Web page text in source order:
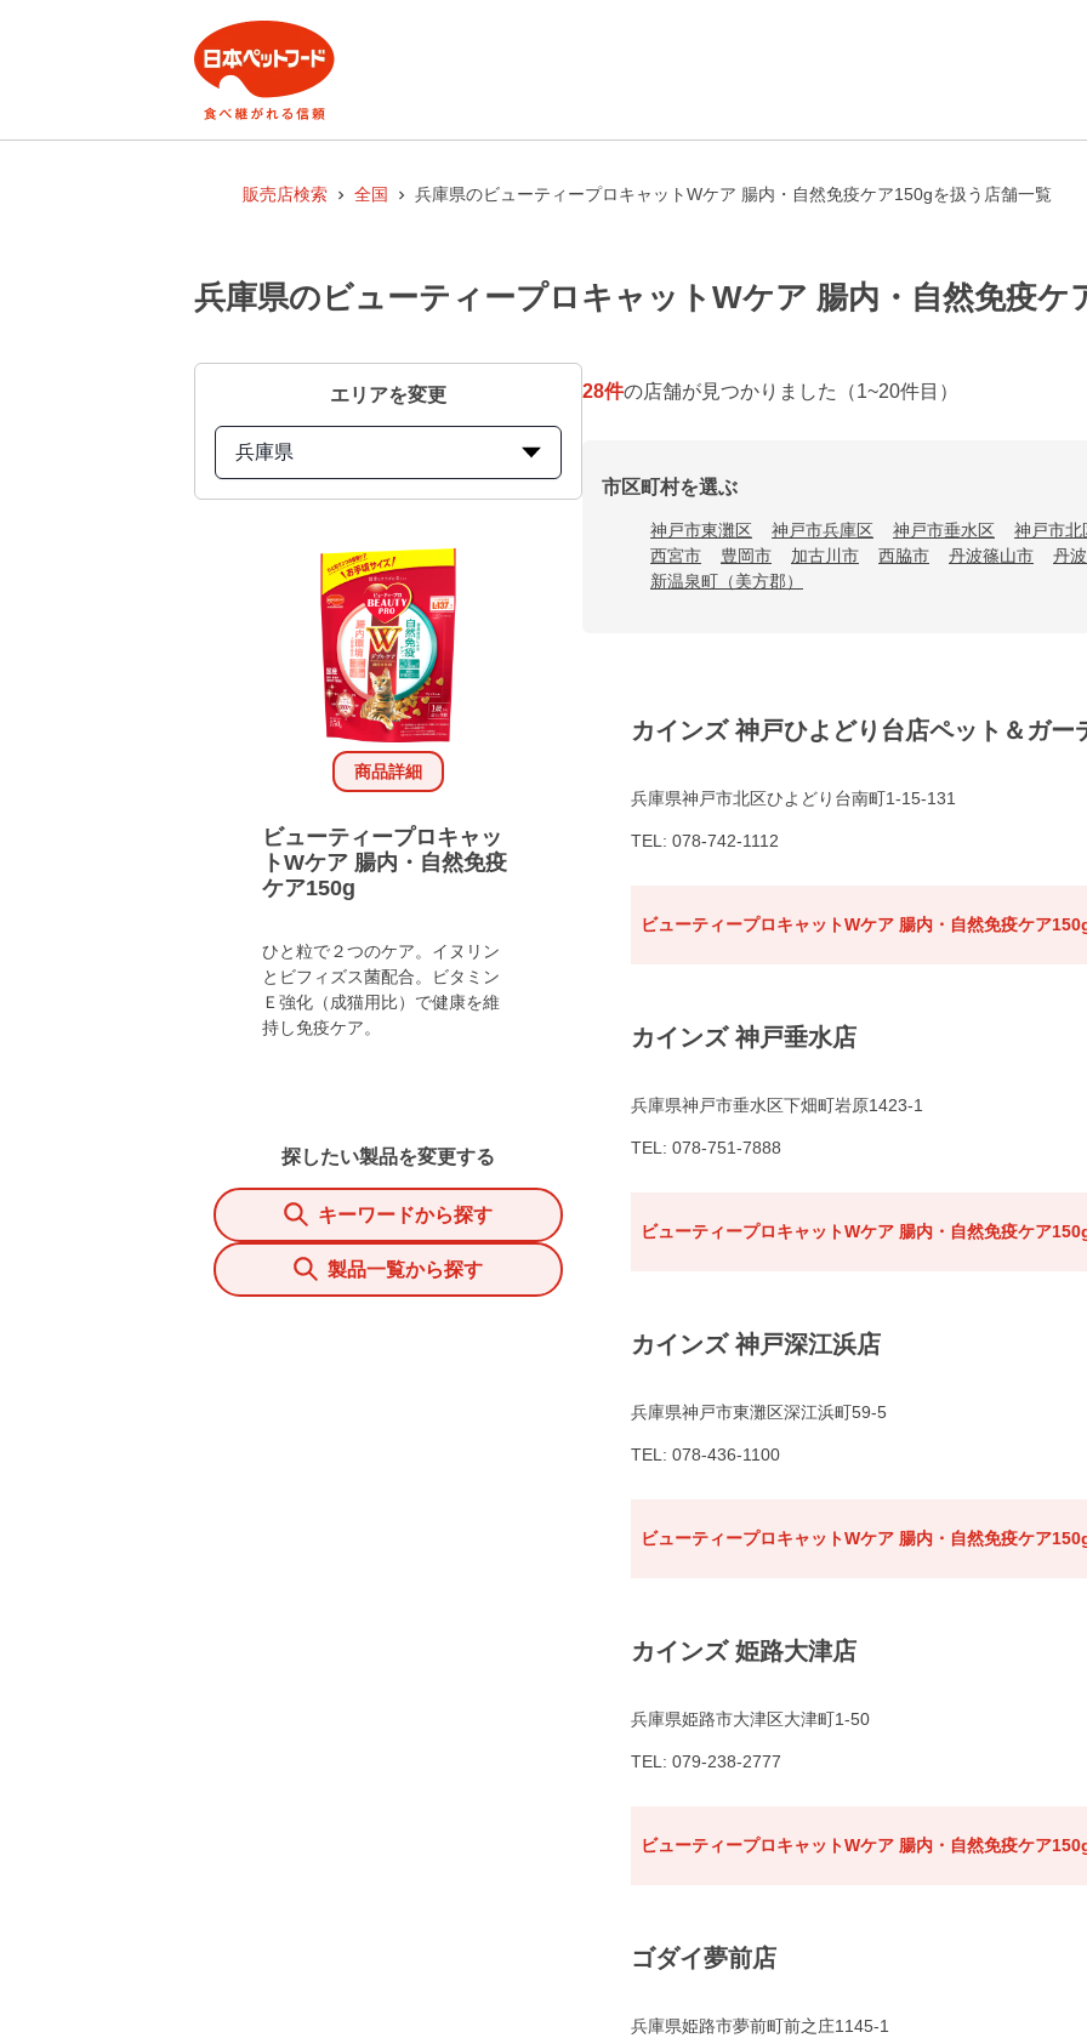
販売店検索 全国 兵庫県のビューティープロキャットWケア 腸内・自然免疫ケア150gを扱う店舗一覧
兵庫県のビューティープロキャットWケア 腸内・自然免疫ケ
エリアを変更
兵庫県
商品詳細
ビューティープロキャッ
トWケア 腸内・自然免疫
ケア150g
ひと粒で２つのケア。イヌリン
とビフィズス菌配合。ビタミン
Ｅ強化（成猫用比）で健康を維
持し免疫ケア。
探したい製品を変更する
キーワードから探す
製品一覧から探す
28件の店舗が見つかりました （1~20件目）
市区町村を選ぶ
神戸市東灘区 神戸市兵庫区 神戸市垂水区
神戸市北
西宮市
豊岡市 加古川市 西脇市 丹波篠山市
丹
新温泉町（美方郡）
カインズ 神戸ひよどり台店ペット＆ガー
兵庫県神戸市北区ひよどり台南町1-15-131
TEL: 078-742-1112
ビューティープロキャットWケア 腸内・自然免疫ケア
カインズ 神戸垂水店
兵庫県神戸市垂水区下畑町岩原1423-1
TEL: 078-751-7888
ビューティープロキャットWケア 腸内・自然免疫ケア
カインズ 神戸深江浜店
兵庫県神戸市東灘区深江浜町59-5
TEL: 078-436-1100
ビューティープロキャットWケア 腸内・自然免疫ケア
カインズ 姫路大津店
兵庫県姫路市大津区大津町1-50
TEL: 079-238-2777
ビューティープロキャットWケア 腸内・自然免疫ケア
ゴダイ夢前店
兵庫県姫路市夢前町前之庄1145-1